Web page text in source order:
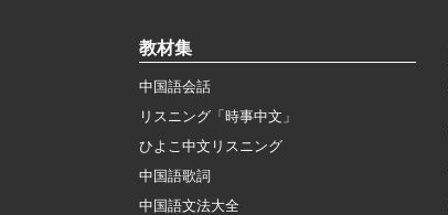
教材集
中国語会話
リスニング「時事中文」
ひよこ中文リスニング
中国語歌詞
中国語文法大全